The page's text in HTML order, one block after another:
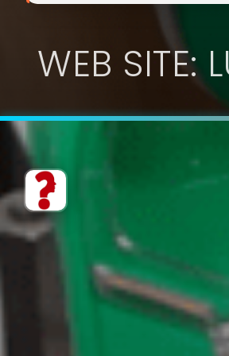
WEB SITE: